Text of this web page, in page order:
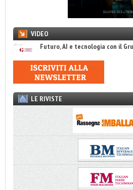
VIDEO
Futuro, AI e tecnologia con il
LE RIVISTE